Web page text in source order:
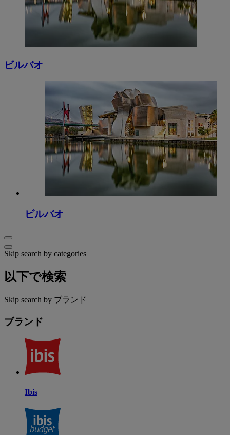
ビルバオ
ビルバオ
Skip search by categories
以下で検索
Skip search by ブランド
ブランド
Ibis